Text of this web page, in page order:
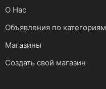
О Нас
Объявления по категориям
Магазины
Создать свой магазин